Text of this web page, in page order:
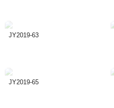
JY2019-63
JY2019-65